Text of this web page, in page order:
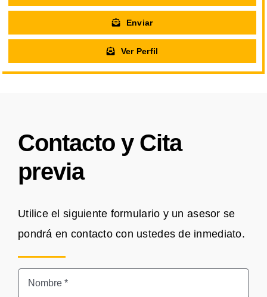
Enviar
Ver Perfil
Contacto y Cita
previa
Utilice el siguiente formulario y un asesor se
pondrá en contacto con ustedes de inmediato.